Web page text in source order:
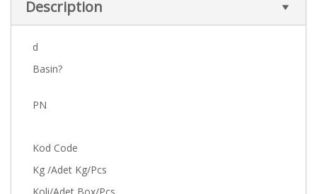
Description
d
Basin?
PN
Kod Code
Kg /Adet Kg/Pcs